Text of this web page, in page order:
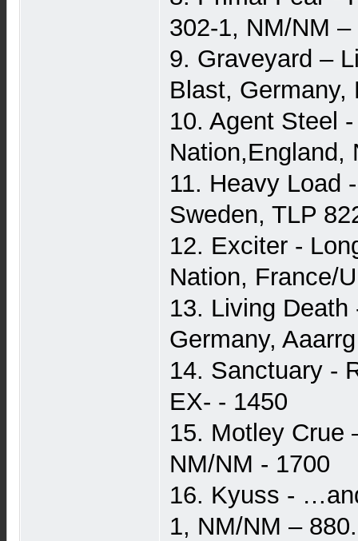
302-1, NM/NM –
9. Graveyard –
Blast, Germany,
10. Agent Steel
Nation,England,
11. Heavy Load
Sweden, TLP
12. Exciter -
Nation, France/
13. Living
Germany,
14. Sanctuary -
EX- - 1450
15. Motley Crue
NM/NM - 1700
16. Kyuss -
1, NM/NM – 880.